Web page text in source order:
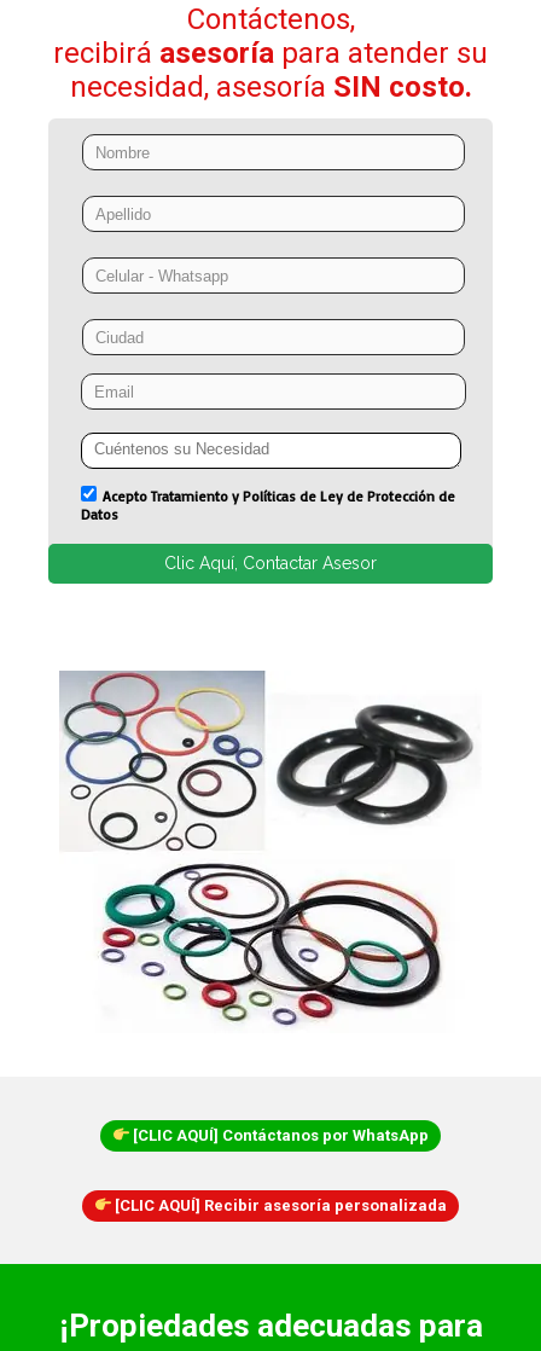
Contáctenos,
recibirá asesoría para atender su
necesidad, asesoría SIN costo.
[CLIC AQUÍ] Contáctanos por WhatsApp
[CLIC AQUÍ] Recibir asesoría personalizada
¡Propiedades adecuadas para